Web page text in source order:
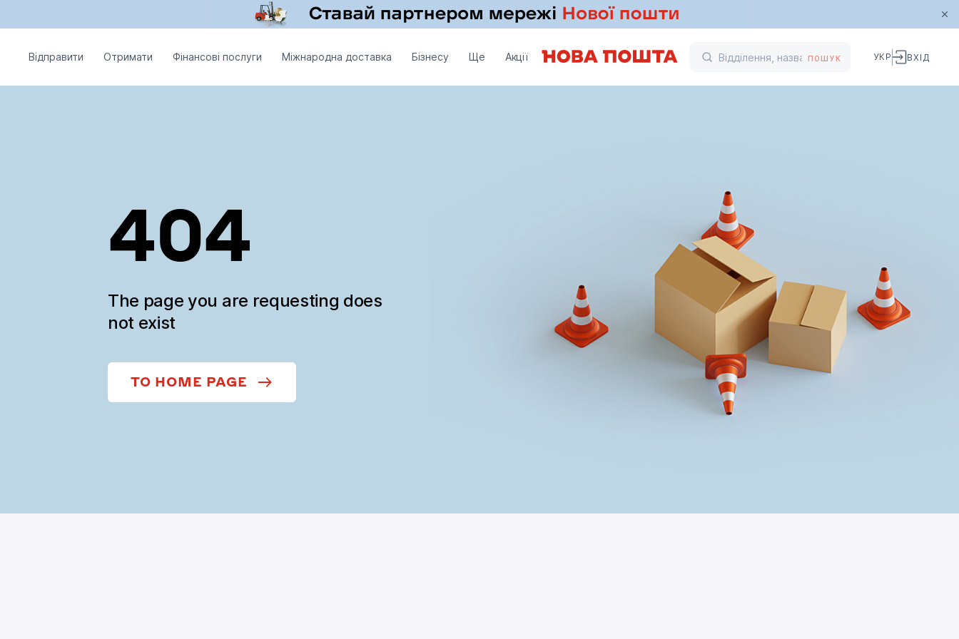
Відправити Отримати Фінансові послуги Міжнародна доставка Бізнесу Ще Акції ПОШУК УКР ВХІД
404
The page you are requesting does
not exist
TO HOME PAGE